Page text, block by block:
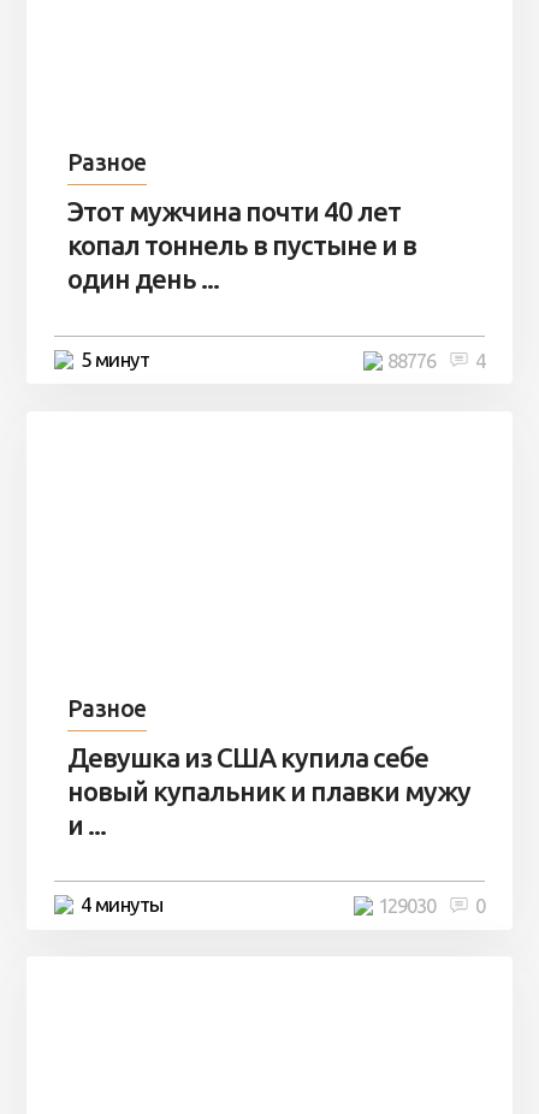
Разное
Этот мужчина почти 40 лет
копал тоннель в пустыне и в
один день ...
5 минут 4
88776
Разное
Девушка из США купила себе
новый купальник и плавки мужу
и ...
4 минуты 0
129030